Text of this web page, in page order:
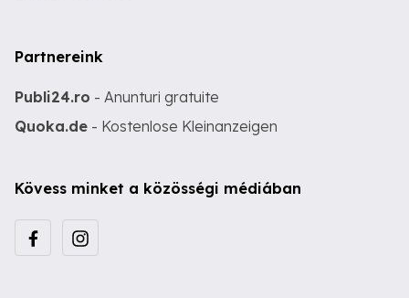
Partnereink
Publi24.ro - Anunturi gratuite
Quoka.de - Kostenlose Kleinanzeigen
Kövess minket a közösségi médiában